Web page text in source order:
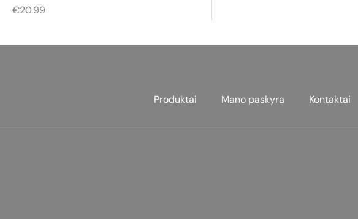
€20.99
Produktai Mano paskyra Kontaktai